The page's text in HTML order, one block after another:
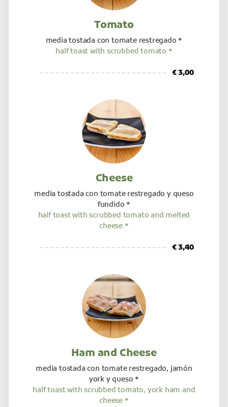
Tomato
media tostada con tomate restregado *
half toast with scrubbed tomato *
€ 3,00
Cheese
media tostada con tomate restregado y queso
fundido *
half toast with scrubbed tomato and melted
cheese *
€ 3,40
Ham and Cheese
media tostada con tomate restregado, jamón
york y queso *
half toast with scrubbed tomato, york ham and
cheese *